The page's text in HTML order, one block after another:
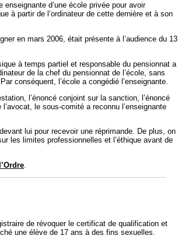
d’une école privée pour avoir
à partir de l’ordinateur de cette dernière et à son
en mars 2006, était présente à l’audience du 13
à temps partiel et responsable du pensionnat a
de la chef du pensionnat de l’école, sans
conséquent, l’école a congédié l’enseignante.
l’énoncé conjoint sur la sanction, l’énoncé
le sous-comité a reconnu l’enseignante
lui pour recevoir une réprimande. De plus, on
les limites professionnelles et l’éthique avant de
.
de révoquer le certificat de qualification et
une élève de 17 ans à des fins sexuelles.